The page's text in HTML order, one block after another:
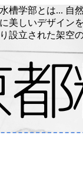
槽学部とは... 自
美しいデザイン
設立された架空の